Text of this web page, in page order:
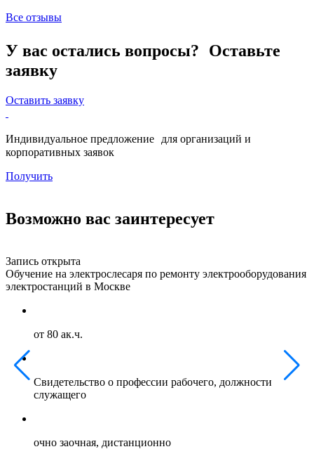
Все отзывы
У вас остались вопросы? Оставьте
заявку
Оставить заявку
Индивидуальное предложение для организаций и
корпоративных заявок
Получить
Возможно вас заинтересует
Запись открыта
Обучение на электрослесаря по ремонту электрооборудования
электростанций в Москве
от 80 ак.ч.
Свидетельство о профессии рабочего, должности
служащего
очно заочная, дистанционно